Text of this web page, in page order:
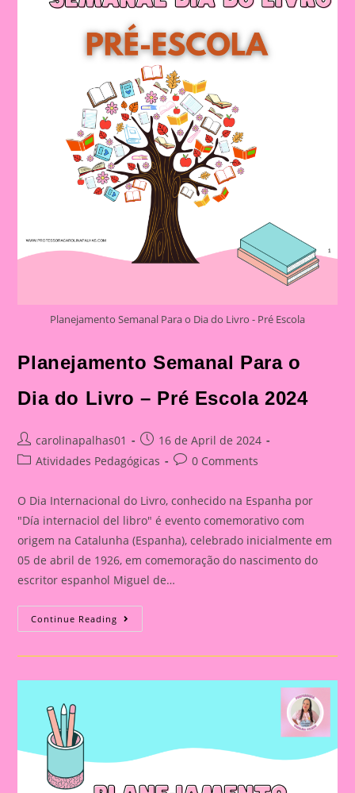
Planejamento Semanal Para o Dia do Livro - Pré Escola
Planejamento Semanal Para o
Dia do Livro – Pré Escola 2024
Post
author:
carolinapalhas01
Post
published:
16 de April de 2024
PostAtividades Pedagógicas
Post0 Comments
O Dia Internacional do Livro, conhecido na Espanha por
"Día internaciol del libro" é evento comemorativo com
origem na Catalunha (Espanha), celebrado inicialmente em
05 de abril de 1926, em comemoração do nascimento do
escritor espanhol Miguel de…
Continue Reading Planejamento
Semanal
Livro